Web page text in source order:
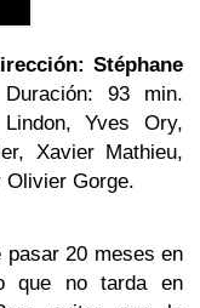
Stéphane
93 min.
Yves Ory,
Xavier Mathieu,
Olivier Gorge.
pasar 20 meses en
que no tarda en